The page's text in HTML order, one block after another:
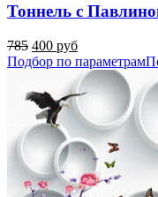
Тоннель с
785 400 руб
Подбор по параметрам